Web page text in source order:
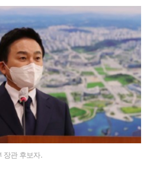
장관 후보자.